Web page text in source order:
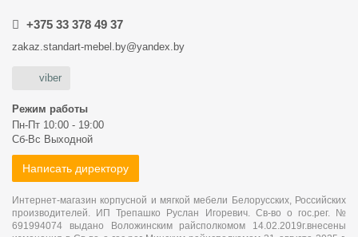
+375 33 378 49 37
zakaz.standart-mebel.by@yandex.by
viber
Режим работы
Пн-Пт 10:00 - 19:00
Сб-Вс Выходной
Написать директору
Интернет-магазин корпусной и мягкой мебели Белорусских, Российских
производителей. ИП Трепашко Руслан Игоревич. Св-во о гос.рег. №
691994074 выдано Воложинским райсполкомом 14.02.2019г.внесены